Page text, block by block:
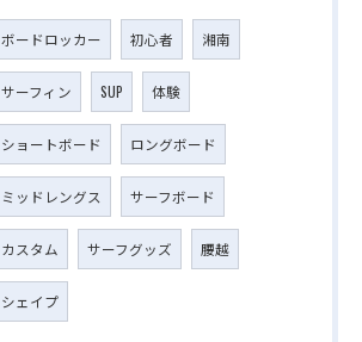
ボードロッカー 初心者 湘南
サーフィン SUP 体験
ショートボード ロングボード
ミッドレングス サーフボード
カスタム サーフグッズ 腰越
シェイプ